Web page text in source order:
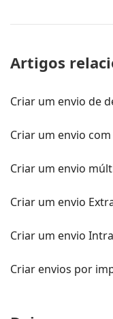
Artigos
Criar um envio de
Criar um envio
Criar um envio
Criar um envio
Criar um envio
Criar envios por